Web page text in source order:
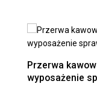
Przerwa
wyposażenie